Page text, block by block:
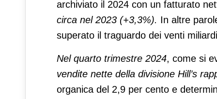
archiviato il 2024 con un fatturato
circa nel 2023 (+3,3%). In altre
superato il traguardo dei venti
Nel quarto trimestre 2024, come si
vendite nette della divisione Hill’s
organica del 2,9 per cento e